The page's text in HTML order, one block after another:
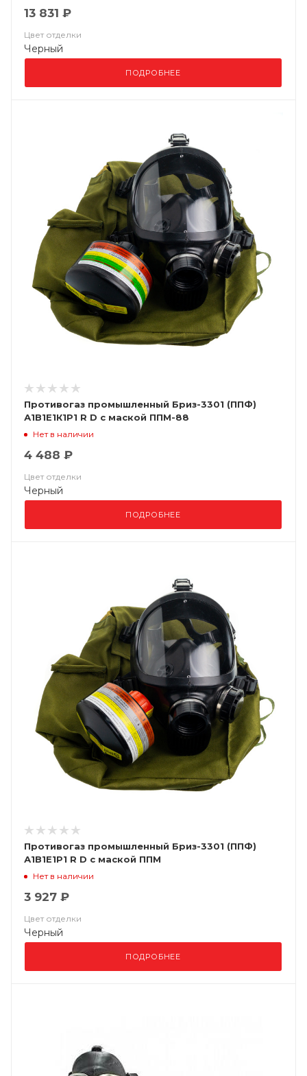
13 831 ₽
Цвет отделки
Черный
ПОДРОБНЕЕ
Противогаз промышленный Бриз-3301 (ППФ)
А1В1Е1К1Р1 R D с маской ППМ-88
Нет в наличии
4 488 ₽
Цвет отделки
Черный
ПОДРОБНЕЕ
Противогаз промышленный Бриз-3301 (ППФ)
А1В1Е1Р1 R D с маской ППМ
Нет в наличии
3 927 ₽
Цвет отделки
Черный
ПОДРОБНЕЕ